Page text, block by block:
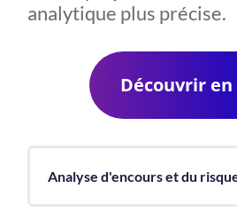
analytique plus précise.
Découvrir en
Analyse d'encours et du